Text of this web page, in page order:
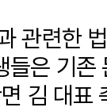
관련한
들은 기
김 대표